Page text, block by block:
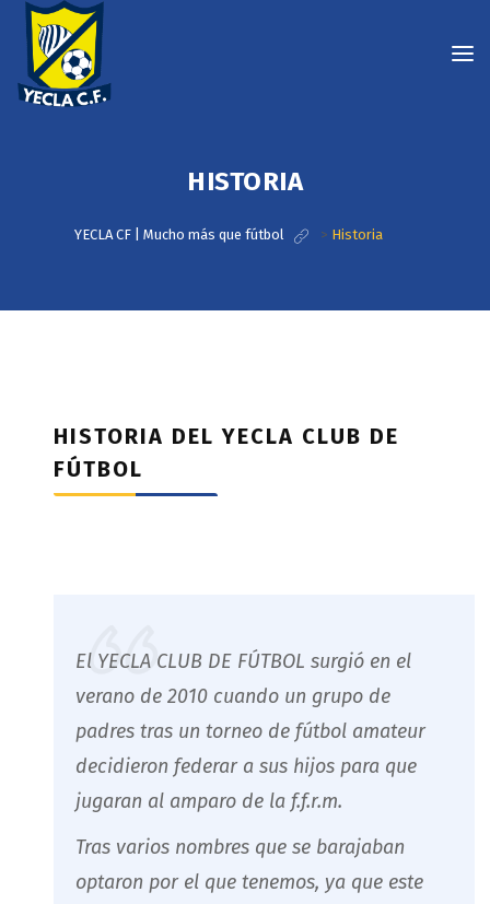
HISTORIA
YECLA CF | Mucho más que fútbol > Historia
HISTORIA DEL YECLA CLUB DE
FÚTBOL
El YECLA CLUB DE FÚTBOL surgió en el
verano de 2010 cuando un grupo de
padres tras un torneo de fútbol amateur
decidieron federar a sus hijos para que
jugaran al amparo de la f.f.r.m.
Tras varios nombres que se barajaban
optaron por el que tenemos, ya que este